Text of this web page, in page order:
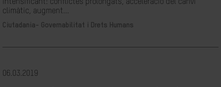
intensificant: conflictes prolongats, acceleració del canvi
climàtic, augment...
Ciutadania- Governabilitat i Drets Humans
06.03.2019